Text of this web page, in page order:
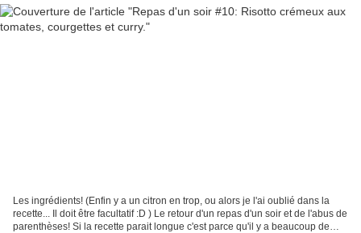
Les ingrédients! (Enfin y a un citron en trop, ou alors je l'ai oublié dans la
recette... Il doit être facultatif :D ) Le retour d'un repas d'un soir et de l'abus de
parenthèses! Si la recette parait longue c'est parce qu'il y a beaucoup de